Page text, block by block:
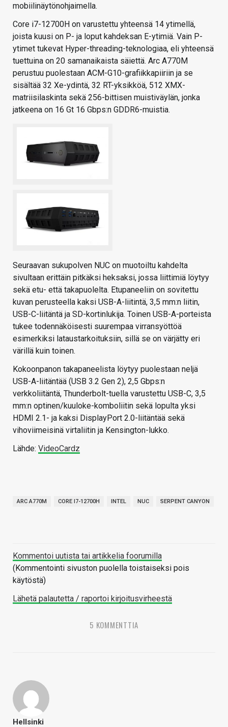
mobiilinäytönohjaimella.
Core i7-12700H on varustettu yhteensä 14 ytimellä,
joista kuusi on P- ja loput kahdeksan E-ytimiä. Vain P-
ytimet tukevat Hyper-threading-teknologiaa, eli yhteensä
tuettuina on 20 samanaikaista säiettä. Arc A770M
perustuu puolestaan ACM-G10-grafiikkapiiriin ja se
sisältää 32 Xe-ydintä, 32 RT-yksikköä, 512 XMX-
matriisilaskinta sekä 256-bittisen muistiväylän, jonka
jatkeena on 16 Gt 16 Gbps:n GDDR6-muistia.
Seuraavan sukupolven NUC on muotoiltu kahdelta
sivultaan erittäin pitkäksi heksaksi, jossa liittimiä löytyy
sekä etu- että takapuolelta. Etupaneeliin on sovitettu
kuvan perusteella kaksi USB-A-liitintä, 3,5 mm:n liitin,
USB-C-liitäntä ja SD-kortinlukija. Toinen USB-A-porteista
tukee todennäköisesti suurempaa virransyöttöä
esimerkiksi lataustarkoituksiin, sillä se on värjätty eri
värillä kuin toinen.
Kokoonpanon takapaneelista löytyy puolestaan neljä
USB-A-liitäntää (USB 3.2 Gen 2), 2,5 Gbps:n
verkkoliitäntä, Thunderbolt-tuella varustettu USB-C, 3,5
mm:n optinen/kuuloke-komboliitin sekä lopulta yksi
HDMI 2.1- ja kaksi DisplayPort 2.0-liitäntää sekä
vihoviimeisinä virtaliitin ja Kensington-lukko.
Lähde: VideoCardz
ARC A770M CORE I7-12700H INTEL NUC SERPENT CANYON
Kommentoi uutista tai artikkelia foorumilla
(Kommentointi sivuston puolella toistaiseksi pois
käytöstä)
Lähetä palautetta / raportoi kirjoitusvirheestä
5 KOMMENTTIA
Hellsinki